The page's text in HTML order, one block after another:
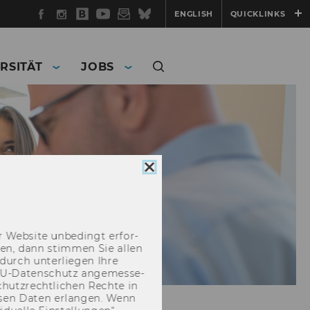
Facebook
Instagram
WU
Blog
YouTube
Newsletter
BlueskyENGLISH QUICKLINKS
JOBS
Cookie
Web­site un­be­dingt er­for­
dann stim­men Sie allen
un­ter­lie­gen Ihre
​Datenschutz an­ge­mes­se­
Rech­te in
Daten er­lan­gen. Wenn